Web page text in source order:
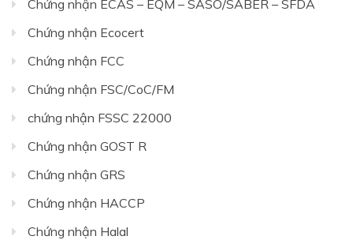
Chứng nhận ECAS – EQM – SASO/SABER – SFDA
Chứng nhận Ecocert
Chứng nhận FCC
Chứng nhận FSC/CoC/FM
chứng nhận FSSC 22000
Chứng nhận GOST R
Chứng nhận GRS
Chứng nhận HACCP
Chứng nhận Halal